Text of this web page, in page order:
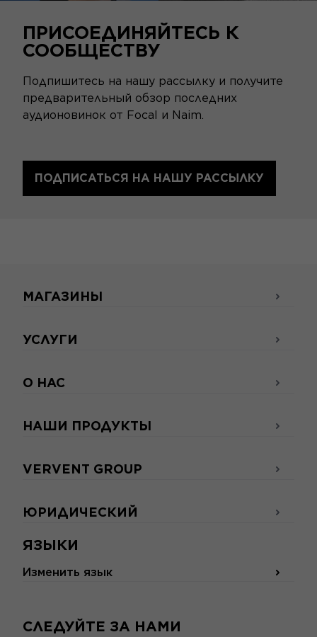
ПРИСОЕДИНЯЙТЕСЬ К
СООБЩЕСТВУ
Подпишитесь на нашу рассылку и получите
предварительный обзор последних
аудионовинок от Focal и Naim.
ПОДПИСАТЬСЯ НА НАШУ РАССЫЛКУ
ЯЗЫКИ
Изменить язык
СЛЕДУЙТЕ ЗА НАМИ
МАГАЗИНЫ
УСЛУГИ
О НАС
НАШИ ПРОДУКТЫ
VERVENT GROUP
ЮРИДИЧЕСКИЙ